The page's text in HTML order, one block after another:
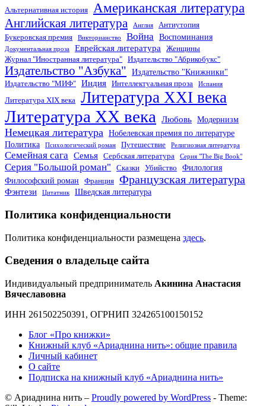
Альтернативная история Американская литература
Английская литература Англия
Антиутопия
Букеровская премия
Викторианство Война Воспоминания
Документальная проза Еврейская литература
Женщины
Журнал "Иностранная литература"
Издательство "Абрикобукс"
Издательство "Азбука" Издательство "Книжники"
Издательство "МИФ" Индия Интеллектуальная проза Испания
Литература XIX века Литература XXI века
Литература XX века Любовь Модернизм
Немецкая литература Нобелевская премия по литературе
Политика
Психологический роман Путешествие Религиозная литература
Семейная сага Семья Сербская литература Серия "The Big Book"
Серия "Большой роман" Сказки Убийство
Филология
Философский роман
Франция Французская литература
Фэнтези Цитатник Шведская литература
Политика конфиденциальности
Политика конфиденциальности размещена здесь.
Сведения о владельце сайта
Индивидуальный предприниматель Акинина Анастасия
Вячеславовна
ИНН 261502250391, ОГРНИП 324265100150152
Блог «Про книжки»
Книжный клуб «Ариаднина нить»: общие правила
Личный кабинет
О сайте
Подписка на книжный клуб «Ариаднина нить»
© Ариаднина нить – Proudly powered by WordPress - Theme: